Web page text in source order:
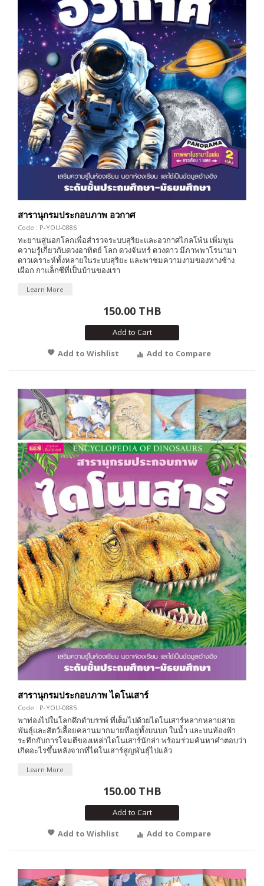
สารานุกรมประกอบภาพ อวกาศ
Code : P-YOU-0886
ทะยานสู่นอกโลกเพื่อสำรวจระบบสุริยะและอวกาศไกลโพ้น เพิ่มพูน
ความรู้เกี่ยวกับดวงอาทิตย์ โลก ดวงจันทร์ ดวงดาว มีภาพพาโรนามา
ดาวเคราะห์ทั้งหลายในระบบสุริยะ และพาชมความงามของทางช้าง
เผือก กาแล็กซีที่เป็นบ้านของเรา
Learn More
150.00 THB
Add to Cart
Add to Wishlist
Add to Compare
สารานุกรมประกอบภาพ ไดโนเสาร์
Code : P-YOU-0885
พาท่องไปในโลกดึกดำบรรพ์ ที่เต็มไปด้วยไดโนเสาร์หลากหลายสาย
พันธุ์และสัตว์เลื้อยคลานมากมายที่อยู่ทั้งบนบก ในน้ำ และบนท้องฟ้า
ระทึกกับการโจมตีของเหล่าไดโนเสาร์นักล่า พร้อมร่วมค้นหาคำตอบว่า
เกิดอะไรขึ้นหลังจากที่ไดโนเสาร์สูญพันธุ์ไปแล้ว
Learn More
150.00 THB
Add to Cart
Add to Wishlist
Add to Compare